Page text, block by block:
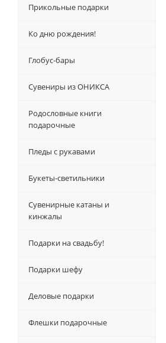
Прикольные подарки
Ко дню рождения!
Глобус-бары
Сувениры из ОНИКСА
Родословные книги
подарочные
Пледы с рукавами
Букеты-светильники
Сувенирные катаны и
кинжалы
Подарки на свадьбу!
Подарки шефу
Деловые подарки
Флешки подарочные